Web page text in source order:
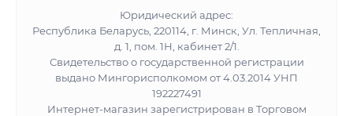
Юридический адрес:
Республика Беларусь, 220114, г. Минск, Ул. Тепличная,
д. 1, пом. 1Н, кабинет 2/1.
Свидетельство о государственной регистрации
выдано Мингорисполкомом от 4.03.2014 УНП
192227491
Интернет-магазин зарегистрирован в Торговом